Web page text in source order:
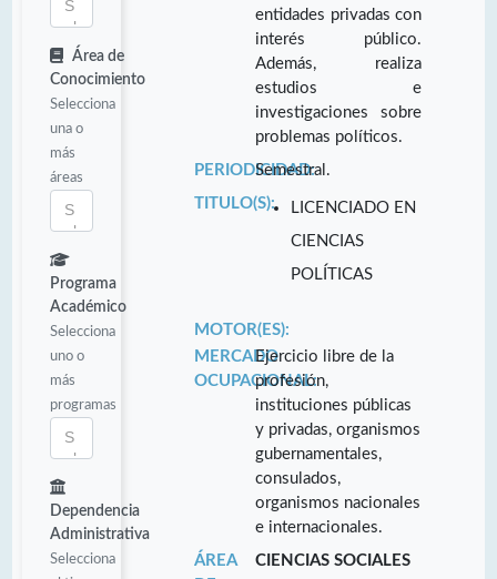
Área de
Conocimiento
Selecciona
una o
más
áreas
Programa
Académico
Selecciona
uno o
más
programas
Dependencia
Administrativa
Selecciona
entidades privadas con
interés público.
Además, realiza
estudios e
investigaciones sobre
problemas políticos.
PERIODICIDAD:
Semestral.
TITULO(S):
LICENCIADO EN
CIENCIAS
POLÍTICAS
MOTOR(ES):
MERCADO
OCUPACIONAL:
Ejercicio libre de la
profesión,
instituciones públicas
y privadas, organismos
gubernamentales,
consulados,
organismos nacionales
e internacionales.
ÁREA
CIENCIAS SOCIALES